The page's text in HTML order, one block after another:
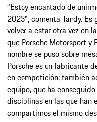
“Estoy encantado de
2023", comenta Tandy.
volver a estar otra vez en
que Porsche Motorsport y
nombre se puso sobre
Porsche es un fabricante
en competición; también
equipo, que ha
disciplinas en las que han
compartimos el mismo